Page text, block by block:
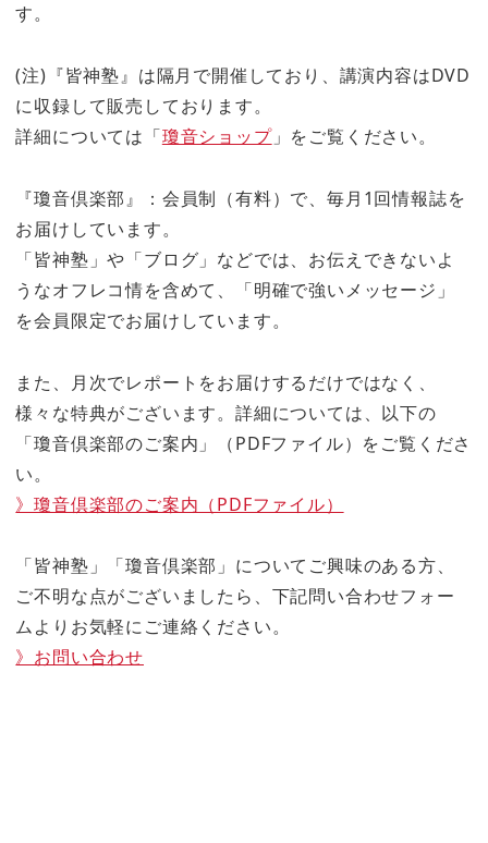
す。
(注)『皆神塾』は隔月で開催しており、講演内容はDVD
に収録して販売しております。
詳細については「瓊音ショップ」をご覧ください。
『瓊音倶楽部』：会員制（有料）で、毎月1回情報誌を
お届けしています。
「皆神塾」や「ブログ」などでは、お伝えできないよ
うなオフレコ情を含めて、「明確で強いメッセージ」
を会員限定でお届けしています。
また、月次でレポートをお届けするだけではなく、
様々な特典がございます。詳細については、以下の
「瓊音倶楽部のご案内」（PDFファイル）をご覧くださ
い。
》瓊音倶楽部のご案内（PDFファイル）
「皆神塾」「瓊音倶楽部」についてご興味のある方、
ご不明な点がございましたら、下記問い合わせフォー
ムよりお気軽にご連絡ください。
》お問い合わせ